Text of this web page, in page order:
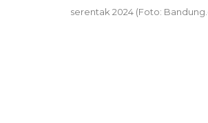
serentak 2024 (Foto: